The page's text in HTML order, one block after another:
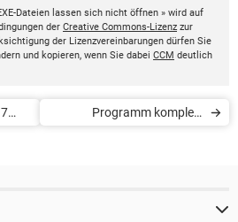
Dateien lassen sich nicht öffnen » wird auf
der Creative Commons-Lizenz zur
der Lizenzvereinbarungen dürfen Sie
und kopieren, wenn Sie dabei CCM deutlich
Programm komplett